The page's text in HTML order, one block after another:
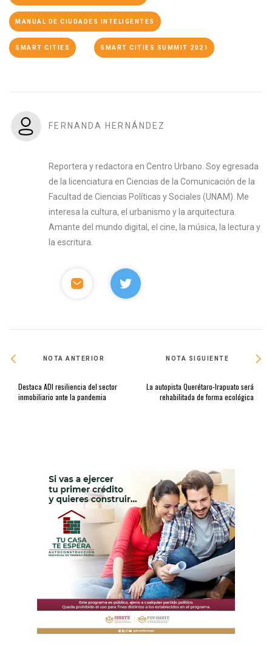
MANUAL DE CIUDADES INTELIGENTES
SMART CITIES SMART CITIES SUMMIT 2021
FERNANDA HERNÁNDEZ
Reportera y redactora en Centro Urbano. Soy egresada
de la licenciatura en Ciencias de la Comunicación de la
Facultad de Ciencias Políticas y Sociales (UNAM). Me
interesa la cultura, el urbanismo y la arquitectura.
Amante del mundo digital, el cine, la música, la lectura y
la escritura.
NOTA ANTERIOR
Destaca ADI resiliencia del sector
inmobiliario ante la pandemia
NOTA SIGUIENTE
La autopista Querétaro-Irapuato será
rehabilitada de forma ecológica